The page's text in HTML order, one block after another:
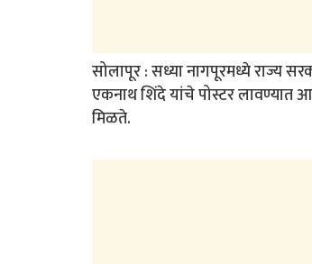
सोलापूर : सध्या नागपूरमध्ये राज्य
एकनाथ शिंदे यांचे पोस्टर लावण्यात
मिळते.